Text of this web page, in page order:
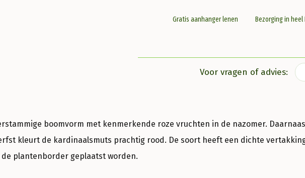
kardinaalsmuts
Gratis aanhanger lenen Bezorging in heel
Voor vragen of advies:
boomvorm met kenmerkende roze vruchten in de nazomer.
kleurt de kardinaalsmuts prachtig rood. De soort heeft een dichte
plantenborder geplaatst worden.